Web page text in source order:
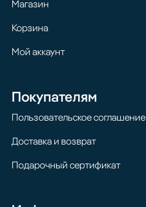
Магазин
Корзина
Мой аккаунт
Покупателям
Пользовательское соглашение
Доставка и возврат
Подарочный сертификат